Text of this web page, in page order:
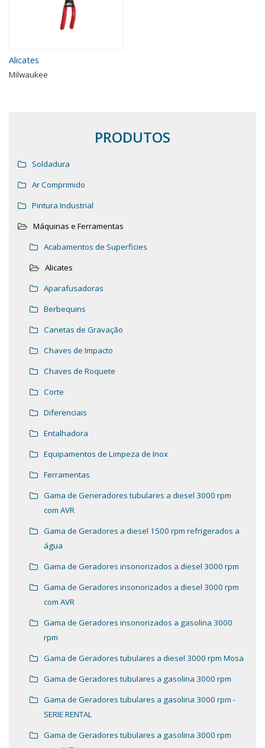
Alicates
Milwaukee
PRODUTOS
Soldadura
Ar Comprimido
Pintura Industrial
Máquinas e Ferramentas
Acabamentos de Superficies
Alicates
Aparafusadoras
Berbequins
Canetas de Gravação
Chaves de Impacto
Chaves de Roquete
Corte
Diferenciais
Entalhadora
Equipamentos de Limpeza de Inox
Ferramentas
Gama de Generadores tubulares a diesel 3000 rpm
com AVR
Gama de Geradores a diesel 1500 rpm refrigerados a
água
Gama de Geradores insonorizados a diesel 3000 rpm
Gama de Geradores insonorizados a diesel 3000 rpm
com AVR
Gama de Geradores insonorizados a gasolina 3000
rpm
Gama de Geradores tubulares a diesel 3000 rpm Mosa
Gama de Geradores tubulares a gasolina 3000 rpm
Gama de Geradores tubulares a gasolina 3000 rpm -
SERIE RENTAL
Gama de Geradores tubulares a gasolina 3000 rpm